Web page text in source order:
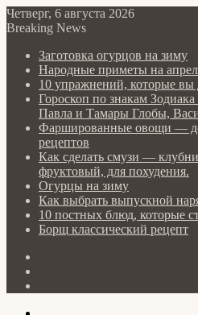
Четверг, 6 августа 2026
Breaking News
Заготовка огурцов на зиму
Народные приметы на
10 упражнений, которые вы
Гороскоп по знакам
Павла и Тамары Глобы,
Фаршированные овощи —
рецептов
Как сделать cмузи —
фруктовый, для похудения.
Огурцы на зиму
Как выбрать выпускной
10 постных блюд, которые
Борщ классический рецепт